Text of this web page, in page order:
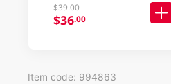
$39.00
$36.00
Item code: 994863